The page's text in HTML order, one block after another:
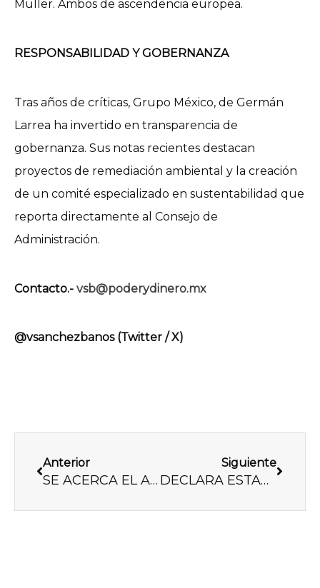
Müller. Ambos de ascendencia europea.
RESPONSABILIDAD Y GOBERNANZA
Tras años de críticas, Grupo México, de Germán
Larrea ha invertido en transparencia de
gobernanza. Sus notas recientes destacan
proyectos de remediación ambiental y la creación
de un comité especializado en sustentabilidad que
reporta directamente al Consejo de
Administración.
Contacto.- vsb@poderydinero.mx
@vsanchezbanos (Twitter / X)
Anterior
SE ACERCA EL APOCALIPSIS GUINDA
Siguiente
DECLARA ESTADOS UNIDOS LA GUERRA A NARCOPOLÍTICOS